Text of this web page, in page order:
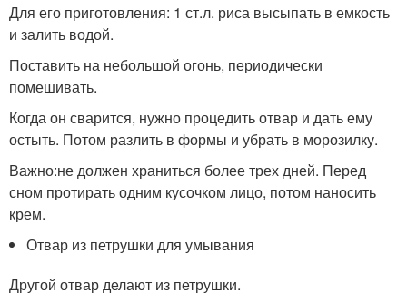
Для его приготовления: 1 ст.л. риса высыпать в емкость
и залить водой.
Поставить на небольшой огонь, периодически
помешивать.
Когда он сварится, нужно процедить отвар и дать ему
остыть. Потом разлить в формы и убрать в морозилку.
Важно:не должен храниться более трех дней. Перед
сном протирать одним кусочком лицо, потом наносить
крем.
Отвар из петрушки для умывания
Другой отвар делают из петрушки.